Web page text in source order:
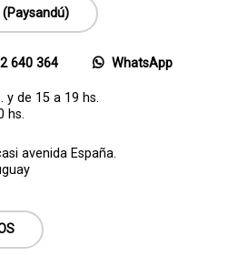
(Paysandú)
640 364 WhatsApp
y de 15 a 19 hs.
hs.
avenida España.